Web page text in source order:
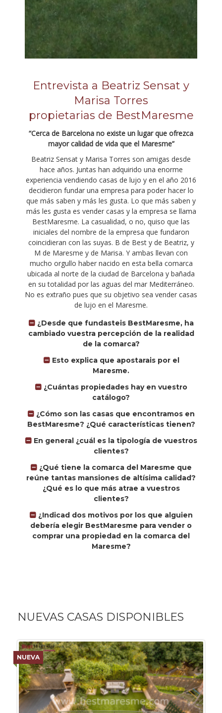
Entrevista a Beatriz Sensat y
Marisa Torres
propietarias de BestMaresme
“Cerca de Barcelona no existe un lugar que ofrezca
mayor calidad de vida que el Maresme”
Beatriz Sensat y Marisa Torres son amigas desde
hace años. Juntas han adquirido una enorme
experiencia vendiendo casas de lujo y en el año 2016
decidieron fundar una empresa para poder hacer lo
que más saben y más les gusta. Lo que más saben y
más les gusta es vender casas y la empresa se llama
BestMaresme. La casualidad, o no, quiso que las
iniciales del nombre de la empresa que fundaron
coincidieran con las suyas. B de Best y de Beatriz, y
M de Maresme y de Marisa. Y ambas llevan con
mucho orgullo haber nacido en esta bella comarca
ubicada al norte de la ciudad de Barcelona y bañada
en su totalidad por las aguas del mar Mediterráneo.
No es extraño pues que su objetivo sea vender casas
de lujo en el Maresme.
¿Desde que fundasteis BestMaresme, ha
cambiado vuestra percepción de la realidad
de la comarca?
Esto explica que apostarais por el
Maresme.
¿Cuántas propiedades hay en vuestro
catálogo?
¿Cómo son las casas que encontramos en
BestMaresme? ¿Qué características tienen?
En general ¿cuál es la tipología de vuestros
clientes?
¿Qué tiene la comarca del Maresme que
reúne tantas mansiones de altísima calidad?
¿Qué es lo que más atrae a vuestros
clientes?
¿Indicad dos motivos por los que alguien
debería elegir BestMaresme para vender o
comprar una propiedad en la comarca del
Maresme?
NUEVAS CASAS DISPONIBLES
NUEVA